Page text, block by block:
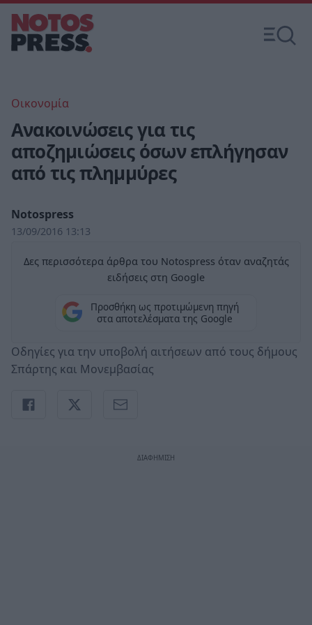
Οικονομία
Ανακοινώσεις για τις
αποζημιώσεις όσων επλήγησαν
από τις πλημμύρες
Notospress
13/09/2016 13:13
Δες περισσότερα άρθρα του Notospress όταν αναζητάς
ειδήσεις στη Google
Προσθήκη ως προτιμώμενη πηγή
στα αποτελέσματα της Google
Οδηγίες για την υποβολή αιτήσεων από τους δήμους
Σπάρτης και Μονεμβασίας